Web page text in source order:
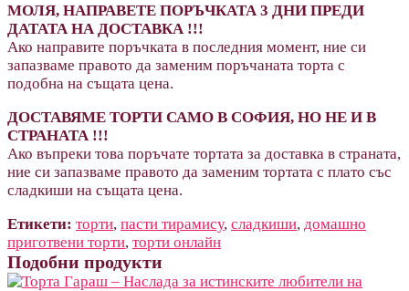
МОЛЯ, НАПРАВЕТЕ ПОРЪЧКАТА 3 ДНИ ПРЕДИ
ДАТАТА НА ДОСТАВКА !!!
Ако направите поръчката в последния момент, ние си
запазваме правото да заменим поръчаната торта с
подобна на същата цена.
ДОСТАВЯМЕ ТОРТИ САМО В СОФИЯ, НО НЕ И В
СТРАНАТА !!!
Ако въпреки това поръчате тортата за доставка в страната,
ние си запазваме правото да заменим тортата с плато със
сладкиши на същата цена.
Етикети: торти, пасти тирамису, сладкиши, домашно
приготвени торти, торти онлайн
Подобни продукти